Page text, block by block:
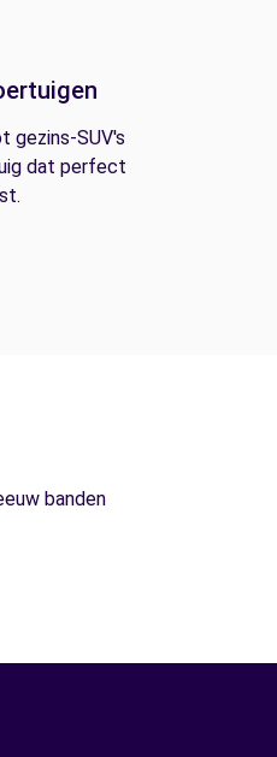
gezins-SUV's
dat perfect
banden